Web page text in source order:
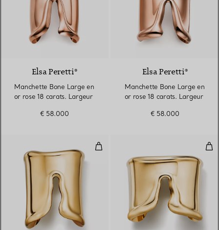
Elsa Peretti®
Manchette Bone Large en
or rose 18 carats. Largeur
€ 58.000
Elsa Peretti®
Manchette Bone Large en
or rose 18 carats. Largeur
€ 58.000
Manchette fendue en or jaune